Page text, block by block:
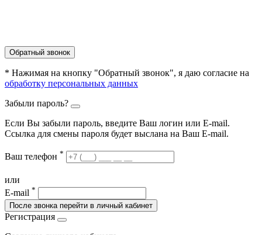
Обратный звонок
* Нажимая на кнопку "Обратный звонок", я даю согласие на
обработку персональных данных
Забыли пароль?
Если Вы забыли пароль, введите Ваш логин или Е-mail.
Ссылка для смены пароля будет выслана на Ваш E-mail.
Ваш телефон *
или
E-mail *
После звонка перейти в личный кабинет
Регистрация